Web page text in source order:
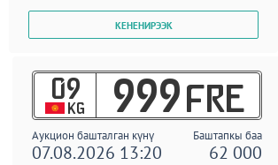
09
KG 999 FRE
Аукцион башталган күнү Баштапкы баа
07.08.2026 13:20 62 000